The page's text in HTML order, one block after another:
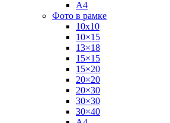
А4
Фото в рамке
10х10
10×15
13×18
15×15
15×20
20×20
20×30
30×30
30×40